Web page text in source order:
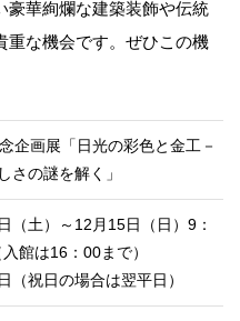
豪華絢爛な建築装飾や伝統
重な機会です。ぜひこの機
企画展「日光の彩色と金工－
さの謎を解く」
（土）～12月15日（日）9：
館は16：00まで）
（祝日の場合は翌平日）